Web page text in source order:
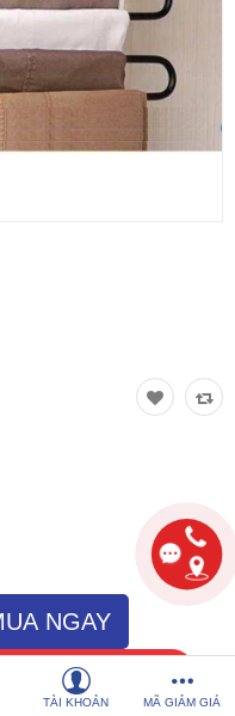
TÀI KHOẢN MÃ GIẢM GIÁ